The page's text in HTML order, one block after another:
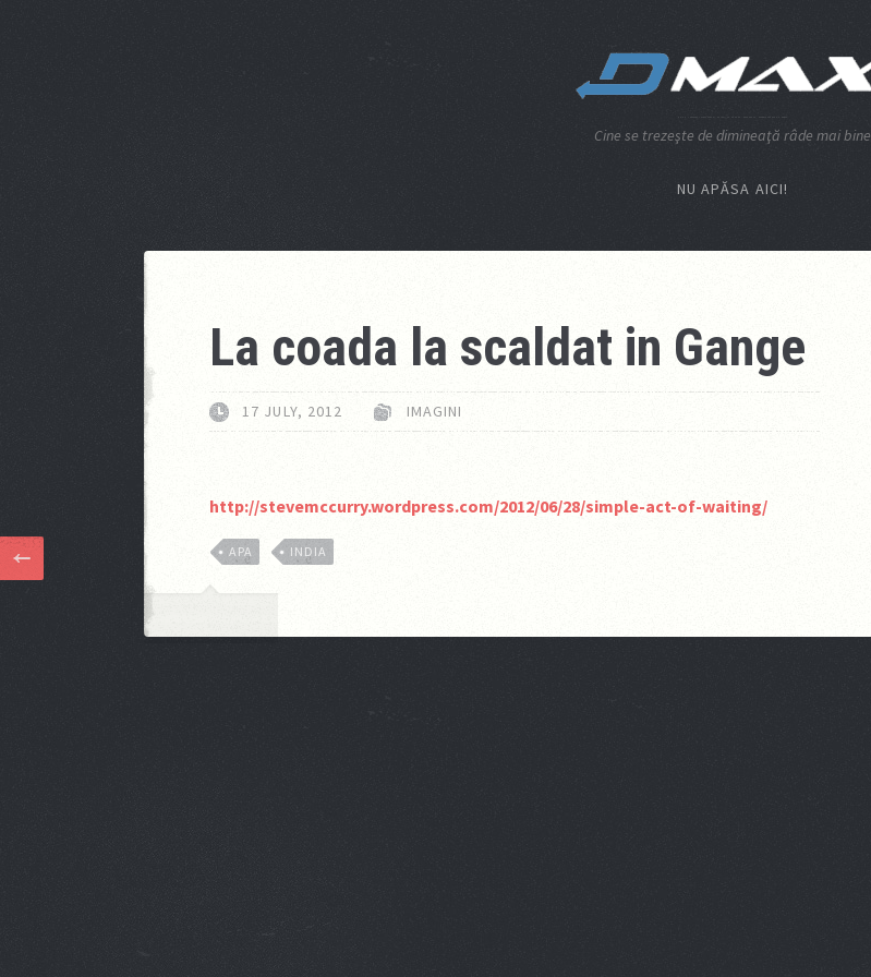
Cine se trezeşte de dimineaţă râde mai bine
NU APĂSA AICI!
La coada la scaldat in Gange
17 JULY, 2012 IMAGINI
http://stevemccurry.wordpress.com/2012/06/28/simple-act-of-waiting/
APA INDIA